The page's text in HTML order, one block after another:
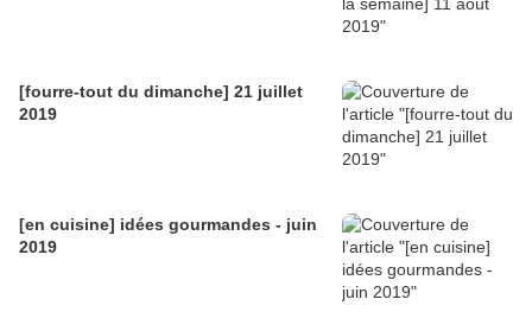
[fourre-tout du dimanche] 21 juillet
2019
[en cuisine] idées gourmandes - juin
2019